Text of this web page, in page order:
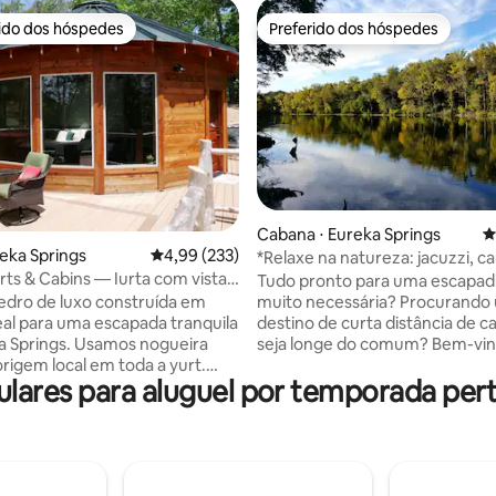
de 5, 1.475 avaliações
preferidos dos hóspedes
dos hóspedes
Springs 4,99 de uma avaliação média de 5, 233
4,99 (233)
& Cabins — Iurta com vista
e banheira de
de luxo construída em
para uma escapada tranquila
Springs. Usamos nogueira
local em toda a yurt.
através de 5 grandes janelas
da cama king-size com
Preferido dos hóspedes
Preferido dos hóspedes
Cabana ⋅ Eureka Springs
*Relaxe na natureza: jacuzzi,
acesso ao rio
Tudo pronto para uma
muito necessária? Procurando
destino de curta distância de
seja longe do comum? Bem-
Lodge! Nosso moderno,
ecológico chalé de luxo à beira
White. Temos todos os
para aluguel por temporada